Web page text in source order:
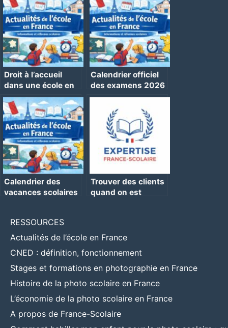
Droit à l’accueil
dans une école en
grève
Calendrier officiel
des examens 2026
: brevet et
baccalauréat
Calendrier des
vacances scolaires
organisation
Trouver des clients
quand on est
RESSOURCES
Actualités de l’école en France
CNED : définition, fonctionnement
Stages et formations en photographie en France
Histoire de la photo scolaire en France
L’économie de la photo scolaire en France
A propos de France-Scolaire